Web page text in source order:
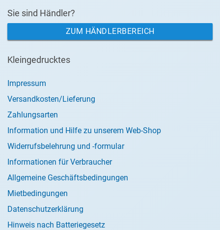
Sie sind Händler?
ZUM HÄNDLERBEREICH
Kleingedrucktes
Impressum
Versandkosten/Lieferung
Zahlungsarten
Information und Hilfe zu unserem Web-Shop
Widerrufsbelehrung und -formular
Informationen für Verbraucher
Allgemeine Geschäftsbedingungen
Mietbedingungen
Datenschutzerklärung
Hinweis nach Batteriegesetz